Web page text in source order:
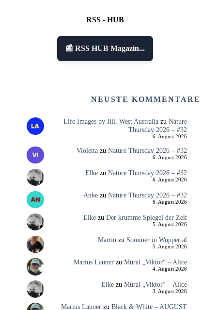
RSS - HUB
📰 RSS HUB Magazin...
NEUSTE KOMMENTARE
Life Images by Jill, West Australiazu Nature
Thursday 2026 – #32
6. August 2026
Violettazu Nature Thursday 2026 – #32
6. August 2026
Elkezu Nature Thursday 2026 – #32
6. August 2026
Ankezu Nature Thursday 2026 – #32
6. August 2026
Elkezu Der krumme Spiegel der Zeit
5. August 2026
Martin zu Sommer in Wuppertal
5. August 2026
Marius Launerzu Mural „Viktor“ – Alice
4. August 2026
Elkezu Mural „Viktor“ – Alice
3. August 2026
Marius Launerzu Black & White – AUGUST